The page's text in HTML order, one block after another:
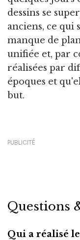
dessins se
anciens, ce
manque de
unifiée et, par
réalisées par
époques et
but.
PUBLICITÉ
Questions
Qui a réalisé